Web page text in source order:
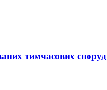
тимчасових